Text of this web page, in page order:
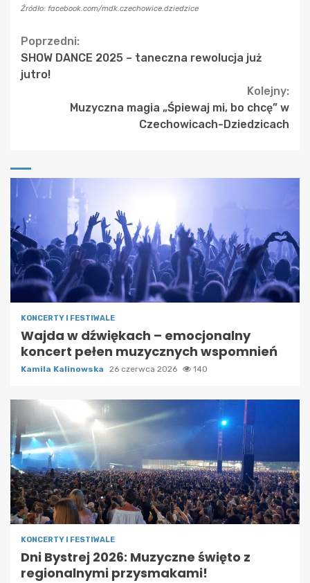
Źródło: facebook.com/mdk.czechowice.dziedzice
Continue
Reading
Poprzedni:
SHOW DANCE 2025 – taneczna rewolucja już
jutro!
Kolejny:
Muzyczna magia „Śpiewaj mi, bo chcę” w
Czechowicach-Dziedzicach
KONCERTY I FESTIWALE
Wajda w dźwiękach – emocjonalny
koncert pełen muzycznych wspomnień
Kamila Kalinowska 26 czerwca 2026 140
KONCERTY I FESTIWALE
Dni Bystrej 2026: Muzyczne święto z
regionalnymi przysmakami!